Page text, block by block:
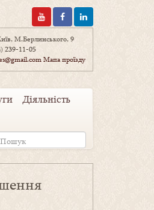
М.Берлинського, 9
239-11-05
Мапа проїзду
Діяльність